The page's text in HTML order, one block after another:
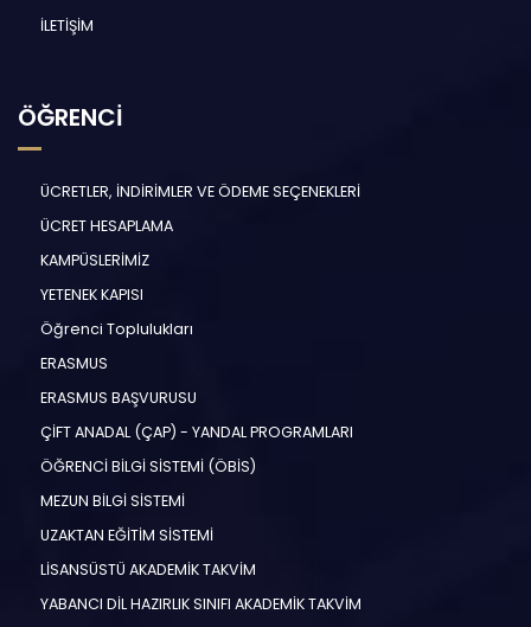
İLETİŞİM
ÖĞRENCİ
ÜCRETLER, İNDİRİMLER VE ÖDEME SEÇENEKLERİ
ÜCRET HESAPLAMA
KAMPÜSLERİMİZ
YETENEK KAPISI
Öğrenci Toplulukları
ERASMUS
ERASMUS BAŞVURUSU
ÇİFT ANADAL (ÇAP) - YANDAL PROGRAMLARI
ÖĞRENCİ BİLGİ SİSTEMİ (ÖBİS)
MEZUN BİLGİ SİSTEMİ
UZAKTAN EĞİTİM SİSTEMİ
LİSANSÜSTÜ AKADEMİK TAKVİM
YABANCI DİL HAZIRLIK SINIFI AKADEMİK TAKVİM